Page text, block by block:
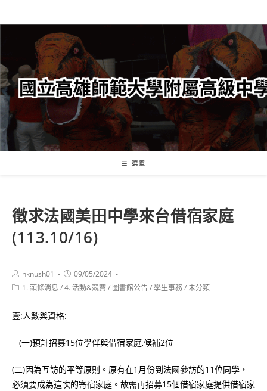
轉
要
內
容
選單
徵求法國美田中學來台借宿家庭
(113.10/16)
Post
author:
nknush01
Post
published:
09/05/2024
Post1. 頭條消息 /4. 活動&競賽/ 圖書館公告/學生事務/未分類
壹:人數與資格:
(一)預計招募15位學伴與借宿家庭,候補2位
(二)因為互訪的平等原則。原有在1月份到法國參訪的11位同學，
必須要成為這次的寄宿家庭。故需再招募15個借宿家庭提供借宿家